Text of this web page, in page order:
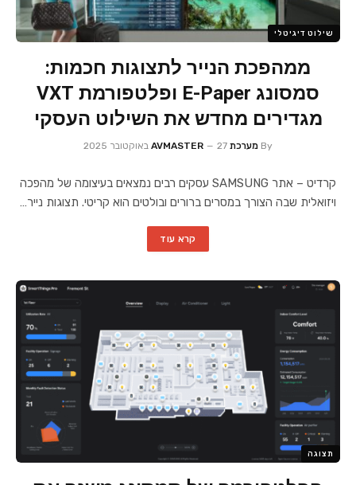
שילוט דיגיטלי
ממהפכת הנייר לתצוגות חכמות:
סמסונג E-Paper ופלטפורמת VXT
מגדירים מחדש את השילוט העסקי
By מערכת AVMASTER 27 באוקטובר 2025
קרדיט – אתר SAMSUNG עסקים רבים נמצאים בעיצומה של מהפכה
ויזואלית שבה הצורך במסרים ברורים ובולטים הוא קריטי. תצוגות נייר…
קרא עוד
תצוגה